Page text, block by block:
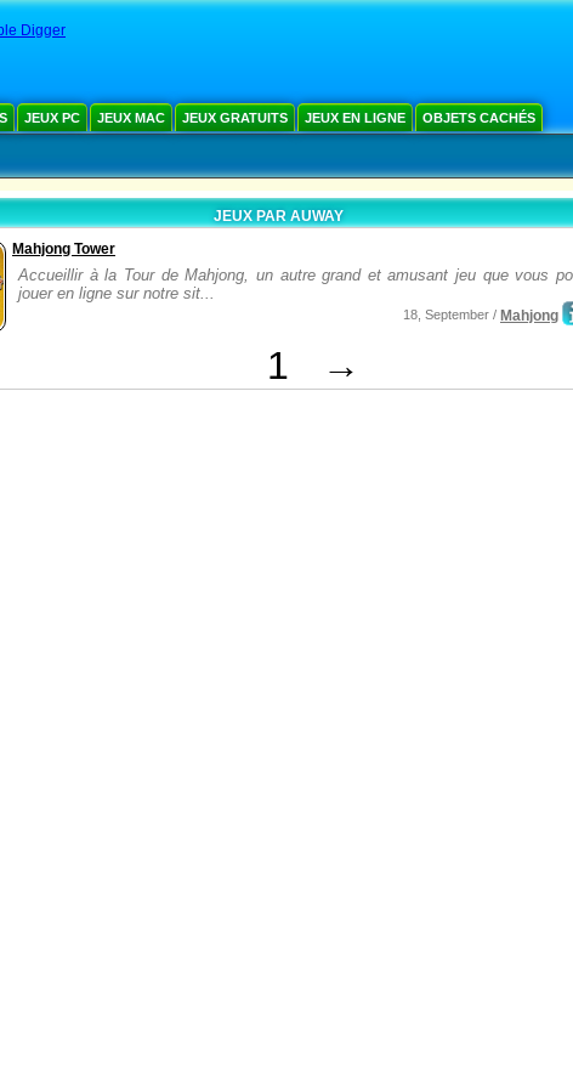
Digger
JEUX PC JEUX MAC JEUX GRATUITS JEUX EN LIGNE OBJETS CACHÉS
JEUX PAR AUWAY
Mahjong Tower
Accueillir à la Tour de Mahjong, un autre grand et amusant jeu que vous
jouer en ligne sur notre sit...
18, September / Mahjong
1 →